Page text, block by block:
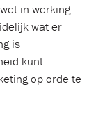
in werking.
wat er
is
kunt
op orde te